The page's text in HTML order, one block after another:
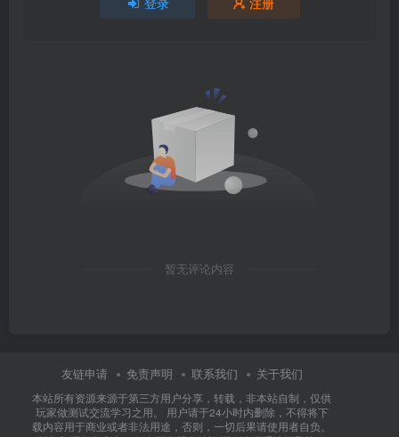
暂无评论内容
友链申请 免责声明 联系我们 关于我们
本站所有资源来源于第三方用户分享，转载，非本站自制，仅供
玩家做测试交流学习之用。 用户请于24小时内删除，不得将下
载内容用于商业或者非法用途，否则，一切后果请使用者自负。